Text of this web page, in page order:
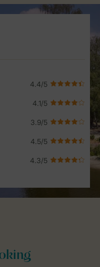
Rating from our guests